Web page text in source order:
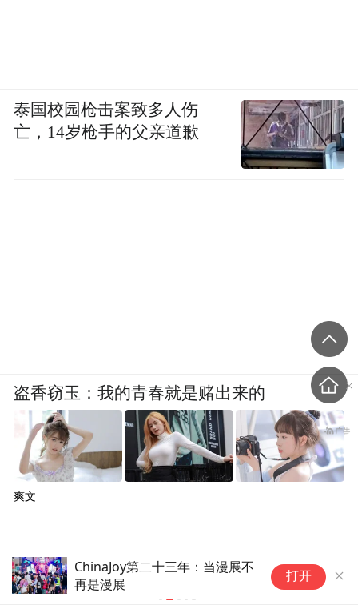
8月10日｜早茶叹热点 打开
泰国校园枪击案致多人伤
亡，14岁枪手的父亲道歉
盗香窃玉：我的青春就是赌出来的
爽文